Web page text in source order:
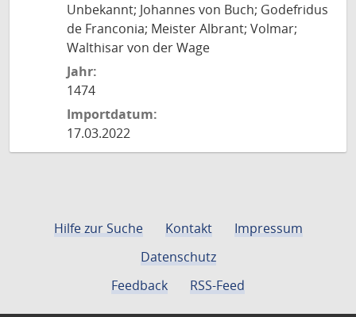
Unbekannt; Johannes von Buch; Godefridus
de Franconia; Meister Albrant; Volmar;
Walthisar von der Wage
Jahr:
1474
Importdatum:
17.03.2022
Hilfe zur Suche Kontakt
Impressum
Datenschutz
Feedback
RSS-Feed